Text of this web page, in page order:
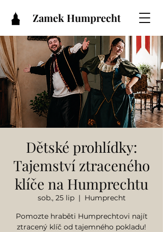
Zamek Humprecht
Dětské prohlídky:
Tajemství ztraceného
klíče na Humprechtu
sob., 25 lip
  |
Humprecht
Pomozte hraběti Humprechtovi najít
ztracený klíč od tajemného pokladu!